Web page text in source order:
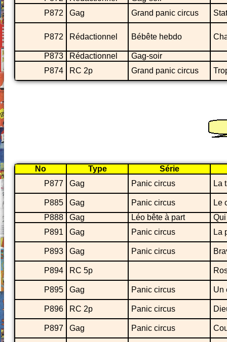
P872
Gag Grand panic circus
P872 Rédactionnel Bébête hebdo
P873 Rédactionnel
Gag-soir
P874
RC 2p Grand panic circus
No Type
Série
P877
Gag Panic circus La
P885 Gag Panic circus
Le
P888
Gag Léo bête à part
P891
Gag Panic circus La
P893 Gag Panic circus
P894 RC 5p
P895 Gag Panic circus Un
P896 RC 2p Panic circus
P897 Gag Panic circus